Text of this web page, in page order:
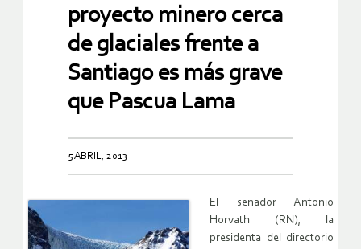
proyecto minero cerca
de glaciales frente a
Santiago es más grave
que Pascua Lama
5 ABRIL, 2013
El senador Antonio
Horvath (RN), la
presidenta del directorio